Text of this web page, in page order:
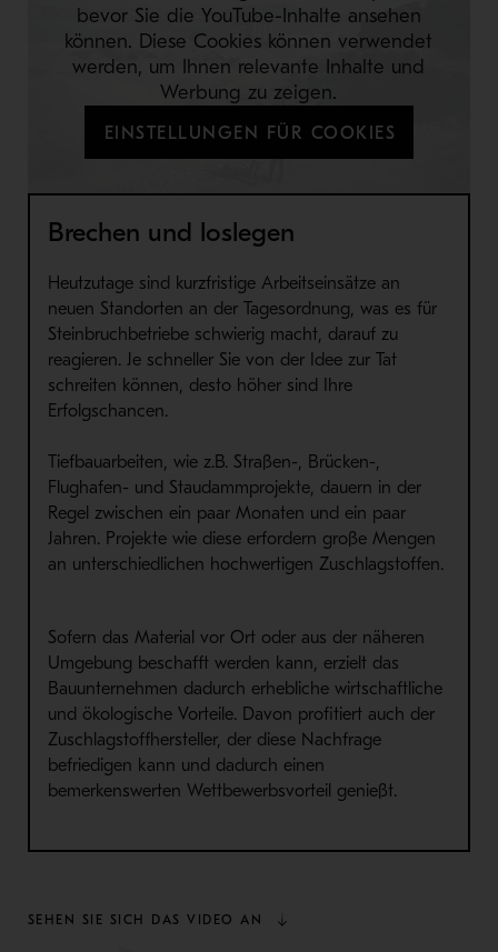
bevor Sie die YouTube-Inhalte ansehen
können. Diese Cookies können verwendet
werden, um Ihnen relevante Inhalte und
Werbung zu zeigen.
EINSTELLUNGEN FÜR COOKIES
Brechen und loslegen
Heutzutage sind kurzfristige Arbeitseinsätze an
neuen Standorten an der Tagesordnung, was es für
Steinbruchbetriebeschwierig macht, darauf zu
reagieren. Je schneller Sie von der Idee zur Tat
schreiten können, desto höhersind Ihre
Erfolgschancen.
Tiefbauarbeiten, wie z.B. Straßen-, Brücken-,
Flughafen- und Staudammprojekte, dauern in der
Regel zwischen ein paar Monaten und ein paar
Jahren. Projekte wie diese erfordern große Mengen
an unterschiedlichen hochwertigen Zuschlagstoffen.
Sofern das Material vor Ort oder aus der näheren
Umgebung beschafft werden kann, erzielt das
Bauunternehmen dadurch erhebliche wirtschaftliche
und ökologische Vorteile. Davon profitiert auch der
Zuschlagstoffhersteller, derdiese Nachfrage
befriedigen kann und dadurch einen
bemerkenswerten Wettbewerbsvorteil genießt.
SEHEN SIE SICH DAS VIDEO AN